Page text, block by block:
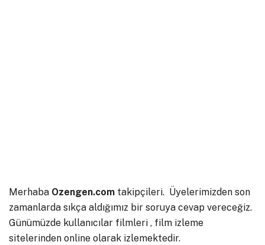
Merhaba Ozengen.com takipçileri. Üyelerimizden son
zamanlarda sıkça aldığımız bir soruya cevap vereceğiz.
Günümüzde kullanıcılar filmleri , film izleme
sitelerinden online olarak izlemektedir.